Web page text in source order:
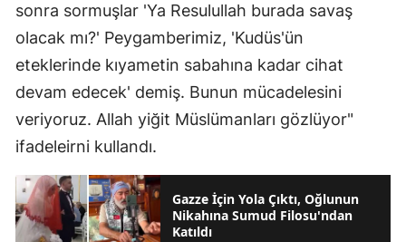
sonra sormuşlar 'Ya Resulullah burada savaş
olacak mı?' Peygamberimiz, 'Kudüs'ün
eteklerinde kıyametin sabahına kadar cihat
devam edecek' demiş. Bunun mücadelesini
veriyoruz. Allah yiğit Müslümanları gözlüyor"
ifadeleirni kullandı.
Gazze İçin Yola Çıktı, Oğlunun
Nikahına Sumud Filosu'ndan
Katıldı